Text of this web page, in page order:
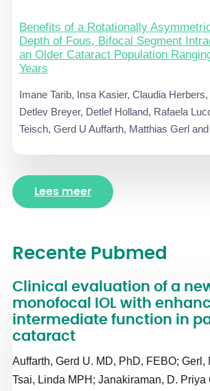
Benefits of a Rotationally
Depth of Fous, Bifocal Segment
an Older Cataract Population
Years
Imane Tarib, Insa Kasier, Claudia
Detlev Breyer, Detlef Holland, Rafaela
Teisch, Gerd U Auffarth, Matthias Gerl
Lees meer
Recente Pubmed
Clinical evaluation of a
monofocal IOL with
intermediate function in
cataract
Auffarth, Gerd U. MD, PhD, FEBO; Gerl,
Tsai, Linda MPH; Janakiraman, D. Priya